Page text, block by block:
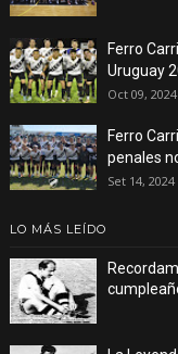
Ferro
Uruguay
Oct 09, 2024
Ferro
penales
Set 14, 2024
LO MÁS LEÍDO